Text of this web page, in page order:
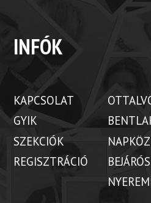
INFÓK
KAPCSOLAT
GYIK
SZEKCIÓK
REGISZTRÁCIÓ